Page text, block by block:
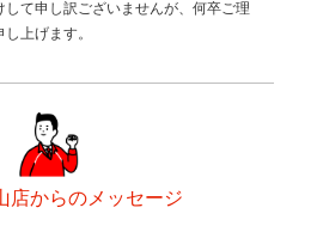
して申し訳ございませんが、何卒ご理
上げます。
店からのメッセージ